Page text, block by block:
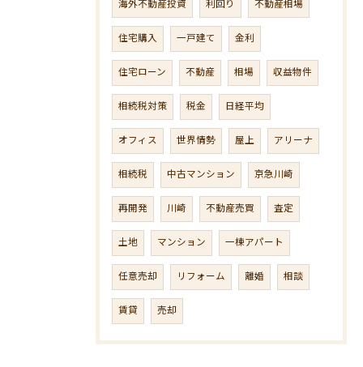
海外不動産投資 利回り 不動産相場
住宅購入 一戸建て 金利
住宅ローン 不動産 相場 収益物件
相続税対策 税金 日経平均
オフィス 世界情勢 屋上 アリーナ
相続税 中古マンション 京急川崎
再開発 川崎 不動産売買 査定
土地 マンション 一棟アパート
任意売却 リフォーム 離婚 相談
賃貸 売却